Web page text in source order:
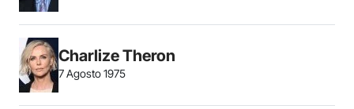
Charlize Theron
7 Agosto 1975